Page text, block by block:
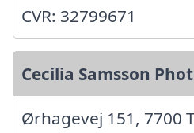
CVR: 32799671
Cecilia Samsson
Ørhagevej 151, 7700